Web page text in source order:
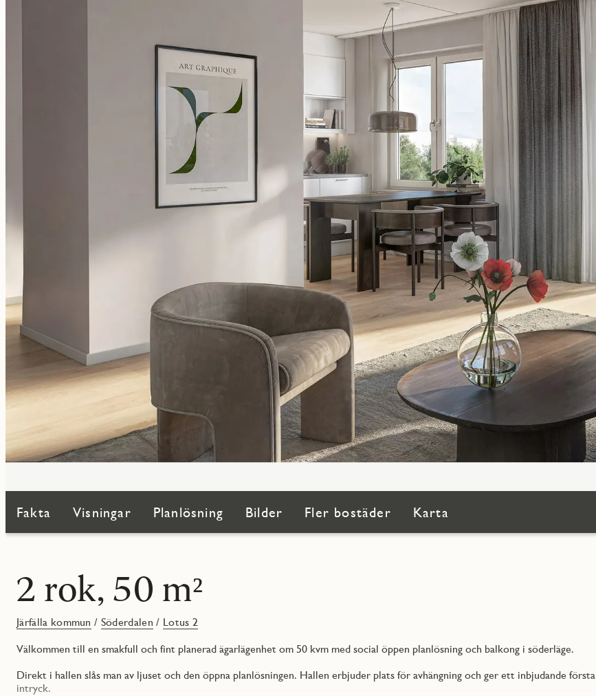
Fakta Visningar Planlösning Bilder Fler bostäder Karta
2 rok, 50 m²
Järfälla kommun / Söderdalen / Lotus 2
Välkommen till en smakfull och fint planerad ägarlägenhet om 50 kvm med social öppen planlösning och balkong i söderläge.
Direkt i hallen slås man av ljuset och den öppna planlösningen. Hallen erbjuder plats för avhängning och ger ett inbjudande första
intryck.